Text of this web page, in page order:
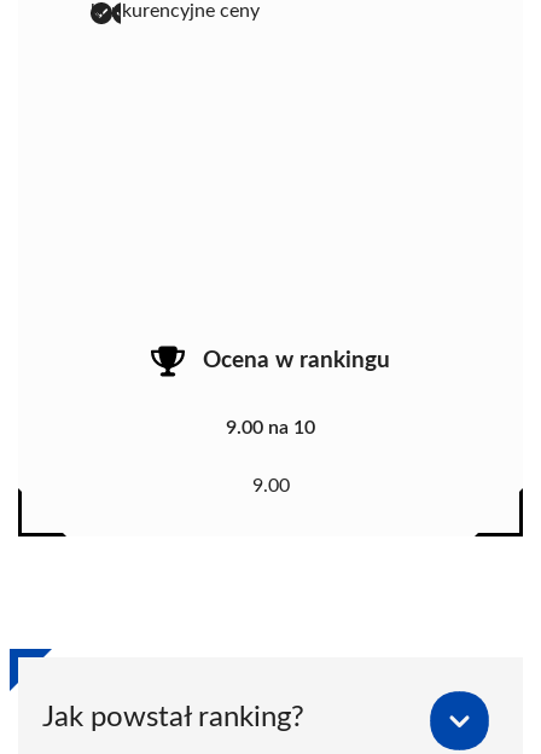
konkurencyjne ceny
Ocena w rankingu
9.00 na 10
9.00
Jak powstał ranking?